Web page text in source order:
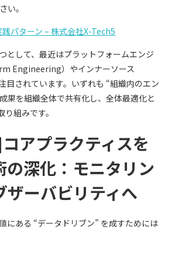
い。
パターン – 株式会社X-Tech5
として、最近はプラットフォームエンジ
Engineering）やインナーソース
目されています。いずれも “組織内のエン
果を組織全体で共有化し、全体最適化と
組みです。
アプラクティスを
の深化：モニタリン
ザーバビリティへ
にある “データドリブン” を成すためには